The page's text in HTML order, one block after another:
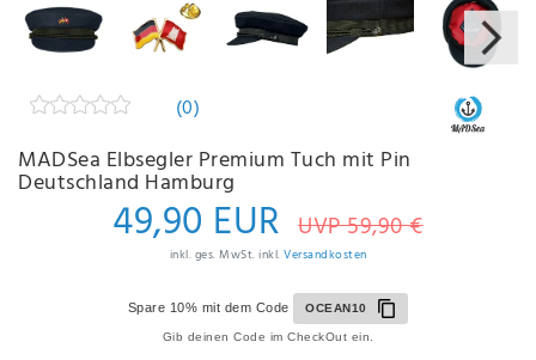
(0)
MADSea Elbsegler Premium Tuch mit Pin
Deutschland Hamburg
49,90 EUR UVP 59,90 €
inkl. ges. MwSt. inkl. Versandkosten
Spare 10% mit dem Code OCEAN10
Gib deinen Code im CheckOut ein.